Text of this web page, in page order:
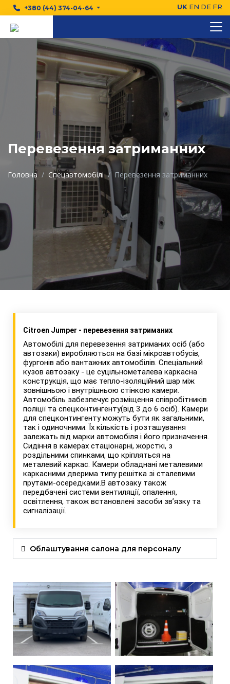
+380 (44) 374-04-64 UK EN DE FR
Перевезення затриманних
Головна Спецавтомобілі Перевезення затриманних
Citroen Jumper - перевезення затриманих
Автомобілі для перевезення затриманих осіб (або
автозаки) виробляються на базі мікроавтобусів,
фургонів або вантажних автомобілів. Спеціальний
кузов автозаку - це суцільнометалева каркасна
конструкція, що має тепло-ізоляційний шар між
зовнішньою і внутрішньою стінкою камери.
Автомобіль забезпечує розміщення співробітників
поліції та спецконтингенту(від 3 до 6 осіб). Камери
для спецконтингенту можуть бути як загальними,
так і одиночними. Їх кількість і розташування
залежать від марки автомобіля і його призначення.
Сидіння в камерах стаціонарні, жорсткі, з
роздільними спинками, що кріпляться на
металевий каркас. Камери обладнані металевими
каркасними дверима типу решітка зі сталевими
прутами-осередками.В автозаку також
передбачені системи вентиляції, опалення,
освітлення, також встановлені засоби зв’язку та
сигналізації.
Облаштування салона для персоналу